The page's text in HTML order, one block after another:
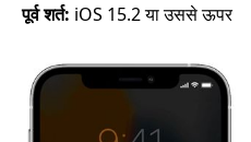
पूर्व शर्त: iOS 15.2 या उससे ऊपर